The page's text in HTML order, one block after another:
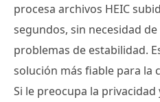
procesa archivos HEIC
segundos, sin necesidad
problemas de estabilidad.
solución más fiable para la
Si le preocupa la